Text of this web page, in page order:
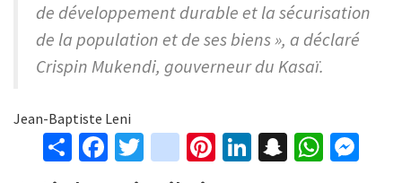
de développement durable et la sécurisation
de la population et de ses biens », a déclaré
Crispin Mukendi, gouverneur du Kasaï.
Jean-Baptiste Leni
S
h
Fa
ce
T
wi
in
st
Pi Li S W